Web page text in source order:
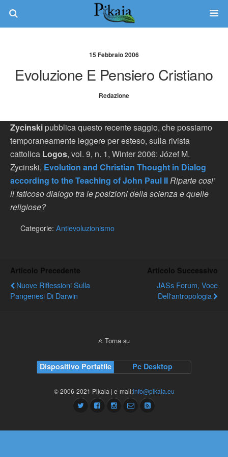
15 Febbraio 2006
Evoluzione E Pensiero Cristiano
Redazione
Zycinski pubblica questo recente saggio, che possiamo
temporaneamente leggere per esteso, sulla rivista
cattolica Logos, vol. 9, n. 1, Winter 2006: Józef M.
Zycinski, Evolution and Christian Thought in Dialog
according to the Teaching of John Paul IIRiparte cosi’
il faticoso dialogo tra le posizioni della scienza e quelle
religiose?
Categorie: Antievoluzionismo
Articolo Precedente
Nuove Riflessioni Sulla
Pangenesi Di Darwin
Articolo Successivo
JASs Forum, Voce
Dell'antropologia
Torna su
Dispositivo Portatile Pc Desktop
© 2006-2021 Pikaia | e-mail:info@pikaia.eu